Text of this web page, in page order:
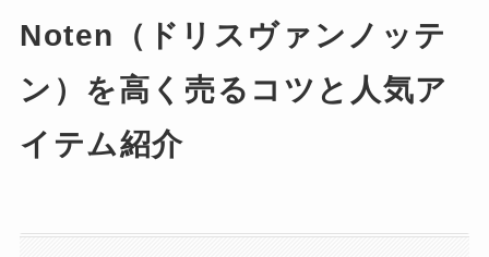
Noten（ドリスヴァンノッテ
ン）を高く売るコツと人気ア
イテム紹介